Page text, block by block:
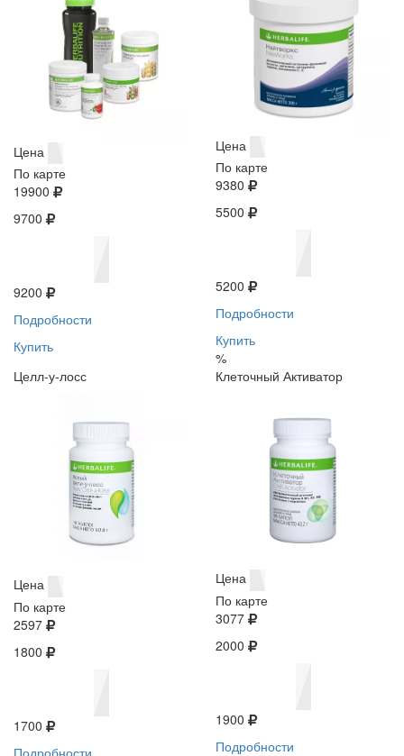
Цена
По карте
19900
9700
9200
Подробности
Купить
Цена
По карте
9380
5500
5200
Подробности
Купить
%
Целл-у-лосс
Цена
По карте
2597
1800
1700
Подробности
Клеточный Активатор
Цена
По карте
3077
2000
1900
Подробности